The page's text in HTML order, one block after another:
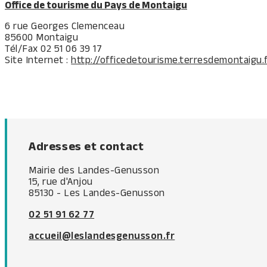
Office de tourisme du Pays de Montaigu
6 rue Georges Clemenceau
85600 Montaigu
Tél/Fax 02 51 06 39 17
Site Internet :http://
Adresses et contact
Mairie des Landes-Genusson
15, rue d'Anjou
85130 - Les Landes-Genusson
02 51 91 62 77
accueil@leslandesgenusson.fr